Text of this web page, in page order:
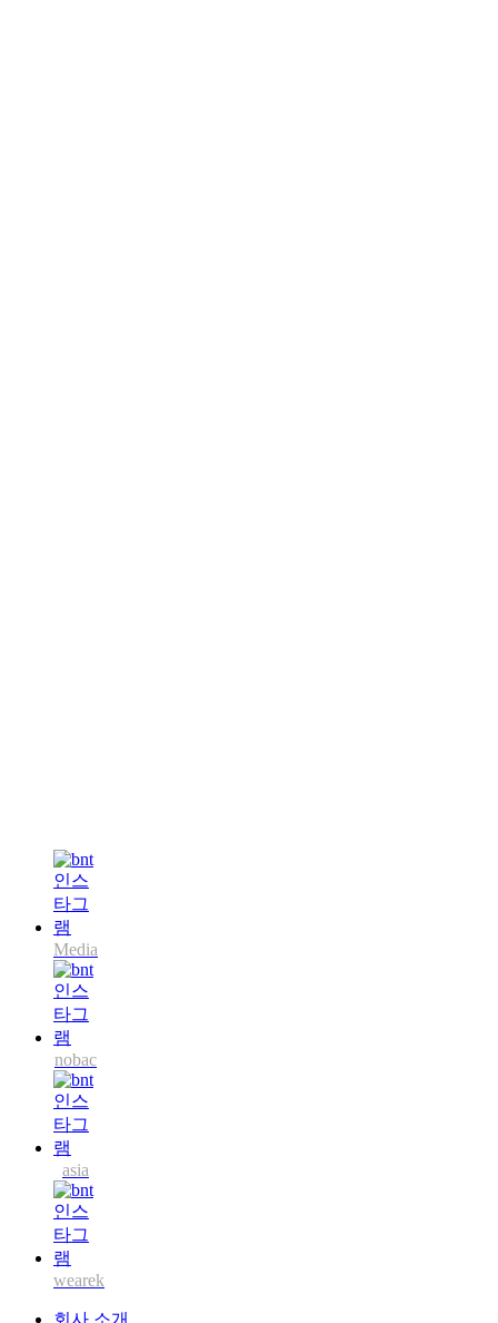
Media
nobac
asia
wearek
회사 소개